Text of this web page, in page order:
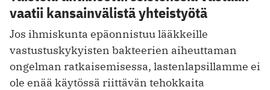
vaatii kansainvälistä yhteistyötä
Jos ihmiskunta epäonnistuu lääkkeille
vastustuskykyisten bakteerien aiheuttaman
ongelman ratkaisemisessa, lastenlapsillamme ei
ole enää käytössä riittävän tehokkaita